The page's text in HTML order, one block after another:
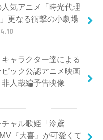
気アニメ「時光代理
更なる衝撃の小劇場
キャラクター達による
ック公認アニメ映画
非人哉編予告映像
ャル歌姫「泠鳶
『大喜』が可愛くて